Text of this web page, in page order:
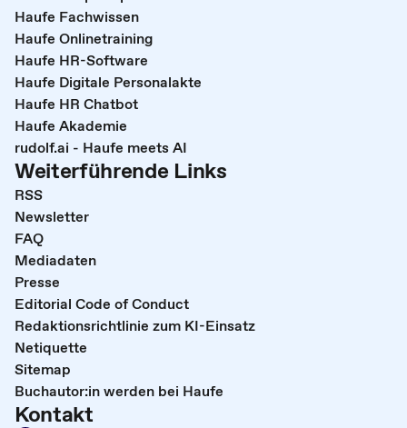
Haufe Fachwissen
Haufe Onlinetraining
Haufe HR-Software
Haufe Digitale Personalakte
Haufe HR Chatbot
Haufe Akademie
rudolf.ai - Haufe meets AI
Weiterführende Links
RSS
Newsletter
FAQ
Mediadaten
Presse
Editorial Code of Conduct
Redaktionsrichtlinie zum KI-Einsatz
Netiquette
Sitemap
Buchautor:in werden bei Haufe
Kontakt